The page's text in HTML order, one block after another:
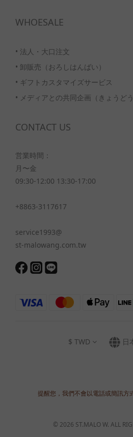
WHOESALE
• 法人・大口注文
• 卸販売（おろしはんばい）
• ギフトカスタマイズサービス
• メディアとの共同企画（きょうどう
CONTACT US
営業時間：
月〜金
09:30-12:00 13:30-17:00
+8863-3117617
service1993@
st-malowang.com.tw
$ TWD 日
提醒您，我們不會以電話或簡訊方
© 2026 ST.MALO W. ALL